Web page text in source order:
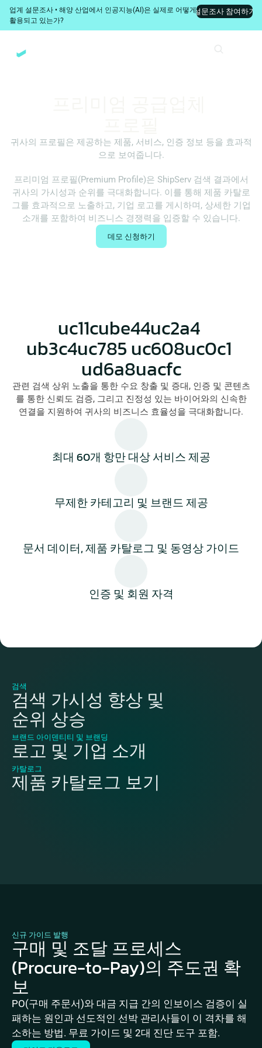
업계 설문조사 • 해양 산업에서 인공지능(AI)은 실제로 어떻게
활용되고 있는가?
설문조사 참여하기
귀사의 프로필은 제공하는 제품, 서비스, 인증 정보 등을 효과적
으로 보여줍니다.
프리미엄 프로필(Premium Profile)은 ShipServ 검색 결과에서
귀사의 가시성과 순위를 극대화합니다. 이를 통해 제품 카탈로
그를 효과적으로 노출하고, 기업 로고를 게시하며, 상세한 기업
소개를 포함하여 비즈니스 경쟁력을 입증할 수 있습니다.
데모 신청하기
uc11cube44uc2a4
ub3c4uc785 uc608uc0c1
ud6a8uacfc
관련 검색 상위 노출을 통한 수요 창출 및 증대, 인증 및 콘텐츠
를 통한 신뢰도 검증, 그리고 진정성 있는 바이어와의 신속한
연결을 지원하여 귀사의 비즈니스 효율성을 극대화합니다.
최대 60개 항만 대상 서비스 제공
무제한 카테고리 및 브랜드 제공
문서 데이터, 제품 카탈로그 및 동영상 가이드
인증 및 회원 자격
검색
검색 가시성 향상 및
순위 상승
브랜드 아이덴티티 및 브랜딩
로고 및 기업 소개
카탈로그
제품 카탈로그 보기
신규 가이드 발행
구매 및 조달 프로세스
(Procure-to-Pay)의 주도권 확
보
PO(구매 주문서)와 대금 지급 간의 인보이스 검증이 실
패하는 원인과 선도적인 선박 관리사들이 이 격차를 해
소하는 방법. 무료 가이드 및 2대 진단 도구 포함.